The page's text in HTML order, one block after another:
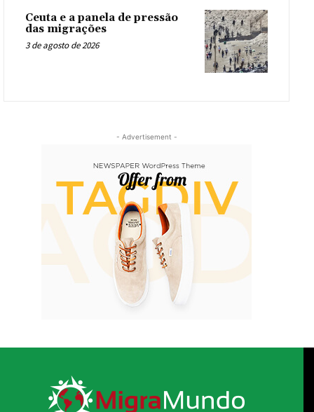
Ceuta e a panela de pressão
das migrações
3 de agosto de 2026
- Advertisement -